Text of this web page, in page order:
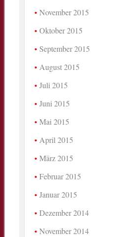
November 2015
Oktober 2015
September 2015
August 2015
Juli 2015
Juni 2015
Mai 2015
April 2015
März 2015
Februar 2015
Januar 2015
Dezember 2014
November 2014